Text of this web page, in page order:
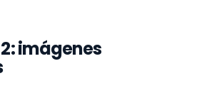
imágenes